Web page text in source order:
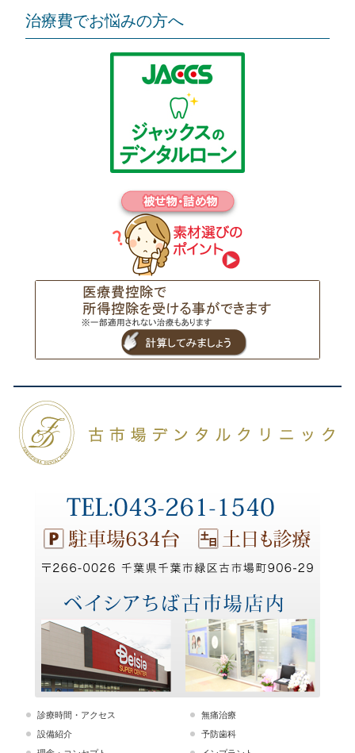
治療費でお悩みの方へ
診療時間・アクセス
設備紹介
無痛治療
予防歯科